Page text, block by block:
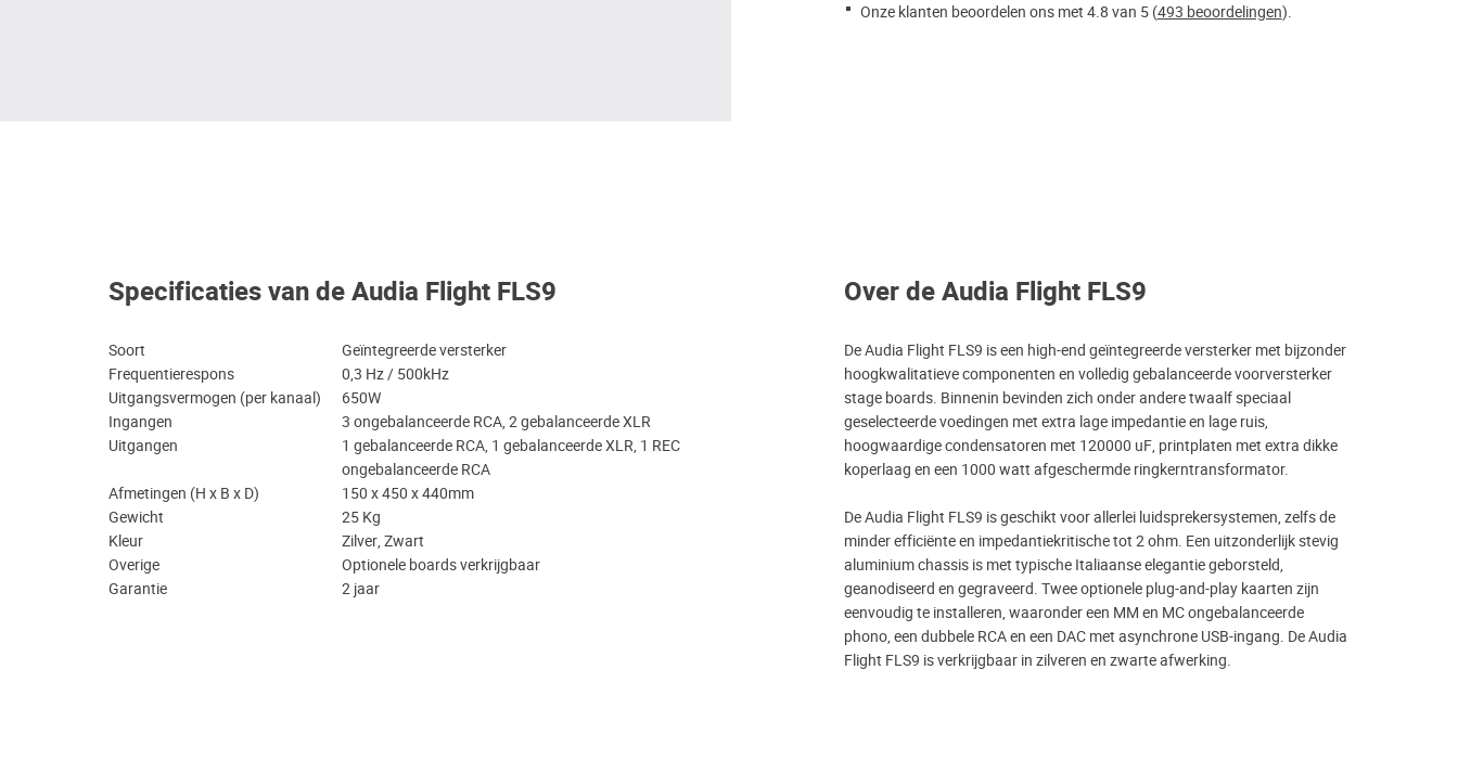
Onze klanten beoordelen ons met 4.8 van 5 (493 beoordelingen).
Specificaties van de Audia Flight FLS9
Soort
Geïntegreerde versterker
Frequentierespons
0,3 Hz / 500kHz
Uitgangsvermogen (per kanaal)
650W
Ingangen
3 ongebalanceerde RCA, 2 gebalanceerde XLR
Uitgangen
1 gebalanceerde RCA, 1 gebalanceerde XLR, 1 REC
ongebalanceerde RCA
Afmetingen (H x B x D)
150 x 450 x 440mm
Gewicht
25 Kg
Kleur
Zilver, Zwart
Overige
Optionele boards verkrijgbaar
Garantie
2 jaar
Over de Audia Flight FLS9
De Audia Flight FLS9 is een high-end geïntegreerde versterker met bijzonder
hoogkwalitatieve componenten en volledig gebalanceerde voorversterker
stage boards. Binnenin bevinden zich onder andere twaalf speciaal
geselecteerde voedingen met extra lage impedantie en lage ruis,
hoogwaardige condensatoren met 120000 uF, printplaten met extra dikke
koperlaag en een 1000 watt afgeschermde ringkerntransformator.
De Audia Flight FLS9 is geschikt voor allerlei luidsprekersystemen, zelfs de
minder efficiënte en impedantiekritische tot 2 ohm. Een uitzonderlijk stevig
aluminium chassis is met typische Italiaanse elegantie geborsteld,
geanodiseerd en gegraveerd. Twee optionele plug-and-play kaarten zijn
eenvoudig te installeren, waaronder een MM en MC ongebalanceerde
phono, een dubbele RCA en een DAC met asynchrone USB-ingang. De Audia
Flight FLS9 is verkrijgbaar in zilveren en zwarte afwerking.